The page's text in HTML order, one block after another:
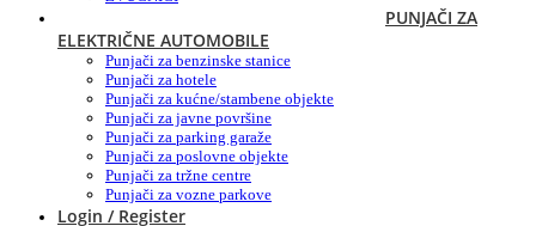
PUNJAČI ZA
ELEKTRIČNE AUTOMOBILE
Punjači za benzinske stanice
Punjači za hotele
Punjači za kućne/stambene objekte
Punjači za javne površine
Punjači za parking garaže
Punjači za poslovne objekte
Punjači za tržne centre
Punjači za vozne parkove
Login / Register